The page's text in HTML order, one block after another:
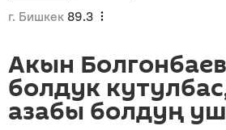
г. Бишкек 89.3
Акын
болдук
азабы болдуң